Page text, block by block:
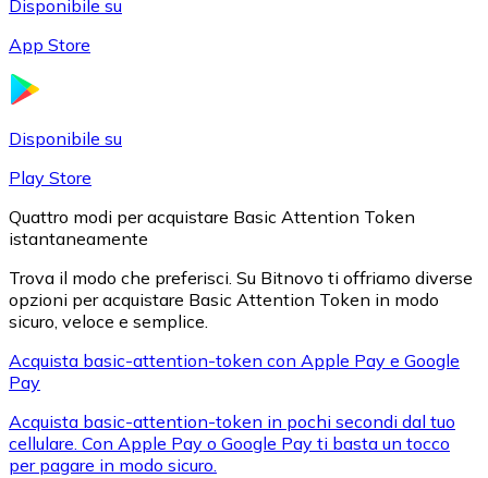
Vedi tutto
Disponibile su
App Store
Disponibile su
Play Store
Quattro modi per acquistare Basic Attention Token
istantaneamente
Trova il modo che preferisci. Su Bitnovo ti offriamo diverse
opzioni per acquistare Basic Attention Token in modo
sicuro, veloce e semplice.
Acquista basic-attention-token con Apple Pay e Google
Pay
Acquista basic-attention-token in pochi secondi dal tuo
cellulare. Con Apple Pay o Google Pay ti basta un tocco
per pagare in modo sicuro.